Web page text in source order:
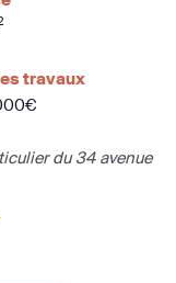
travaux
du 34 avenue